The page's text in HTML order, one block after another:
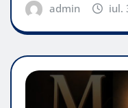
admin iul.